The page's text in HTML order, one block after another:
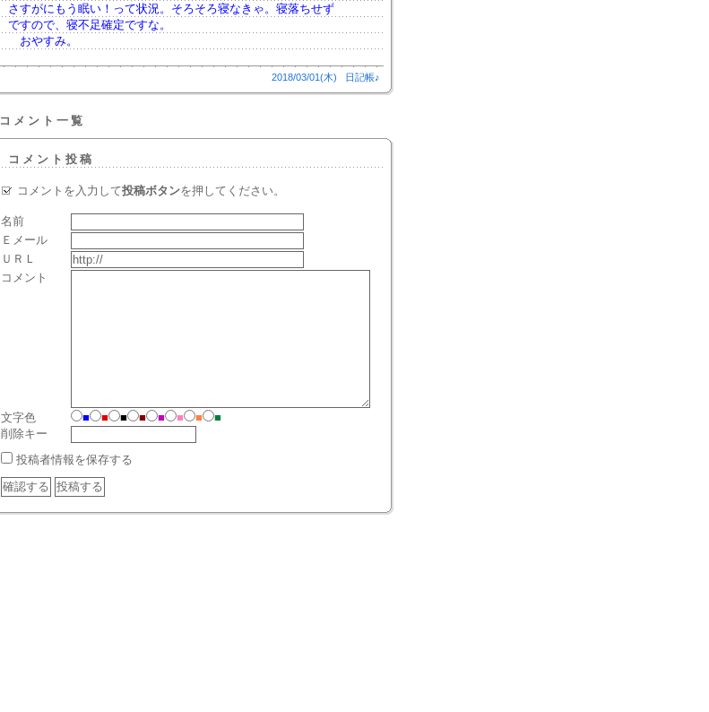
さすがにもう眠い！って状況。そろそろ寝なきゃ。寝落ちせず
ですので、寝不足確定ですな。
おやすみ。
2018/03/01(木) 日記帳♪
コメント一覧
コメント投稿
コメントを入力して投稿ボタンを押してください。
名前
Ｅメール
ＵＲＬ
コメント
文字色 ■ ■ ■ ■ ■ ■ ■
■
削除キー
投稿者情報を保存する